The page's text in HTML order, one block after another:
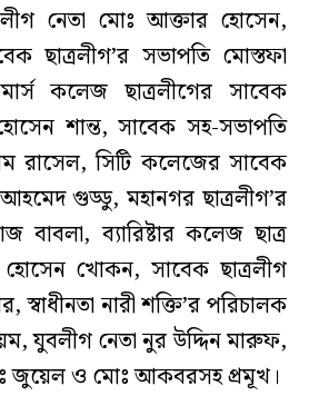
নেতা মোঃ আক্তার হোসেন,
ছাত্রলীগ’র সভাপতি মোস্তফা
কলেজ ছাত্রলীগের সাবেক
শান্ত, সাবেক সহ-সভাপতি
রাসেল, সিটি কলেজের সাবেক
গুড্ডু, মহানগর ছাত্রলীগ’র
বাবলা, ব্যারিষ্টার কলেজ ছাত্র
খোকন, সাবেক ছাত্রলীগ
স্বাধীনতা নারী শক্তি’র পরিচালক
যুবলীগ নেতা নুর উদ্দিন মারুফ,
জুয়েল ও মোঃ আকবরসহ প্রমূখ।